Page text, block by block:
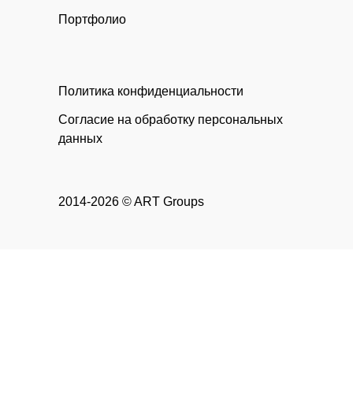
Портфолио
2014-2026 © ART Groups
Политика конфиденциальности
Согласие на обработку персональных
данных